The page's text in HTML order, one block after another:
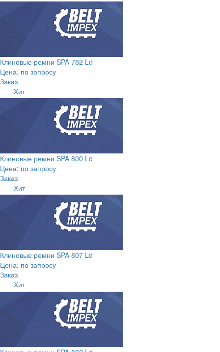
Клиновые ремни SPA 782 Ld
Цена: по запросу
Заказ
Хит
Клиновые ремни SPA 800 Ld
Цена: по запросу
Заказ
Хит
Клиновые ремни SPA 807 Ld
Цена: по запросу
Заказ
Хит